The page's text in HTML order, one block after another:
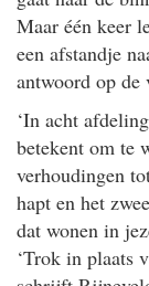
Maar één keer
een afstandje
antwoord op
‘In acht
betekent om te
verhoudingen
hapt en het
dat wonen in
‘Trok in plaats